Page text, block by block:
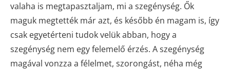
valaha is megtapasztaljam, mi a szegénység. Ők
maguk megtették már azt, és később én magam is, így
csak egyetérteni tudok velük abban, hogy a
szegénység nem egy felemelő érzés. A szegénység
magával vonzza a félelmet, szorongást, néha még